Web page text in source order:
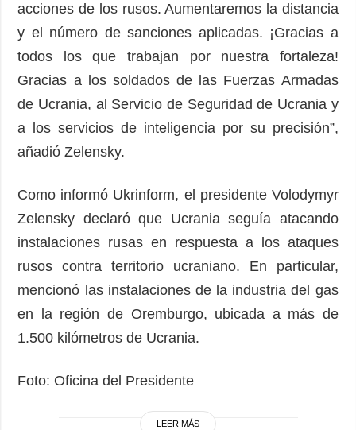
acciones de los rusos. Aumentaremos la distancia
y el número de sanciones aplicadas. ¡Gracias a
todos los que trabajan por nuestra fortaleza!
Gracias a los soldados de las Fuerzas Armadas
de Ucrania, al Servicio de Seguridad de Ucrania y
a los servicios de inteligencia por su precisión”,
añadió Zelensky.
Como informó Ukrinform, el presidente Volodymyr
Zelensky declaró que Ucrania seguía atacando
instalaciones rusas en respuesta a los ataques
rusos contra territorio ucraniano. En particular,
mencionó las instalaciones de la industria del gas
en la región de Oremburgo, ubicada a más de
1.500 kilómetros de Ucrania.
Foto: Oficina del Presidente
LEER MÁS